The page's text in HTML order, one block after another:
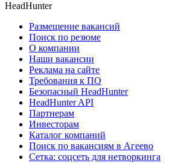
HeadHunter
Размещение вакансий
Поиск по резюме
О компании
Наши вакансии
Реклама на сайте
Требования к ПО
Безопасный HeadHunter
HeadHunter API
Партнерам
Инвесторам
Каталог компаний
Поиск по вакансиям в Агеево
Сетка: соцсеть для нетворкинга